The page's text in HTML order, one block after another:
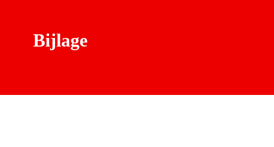
Bijlage